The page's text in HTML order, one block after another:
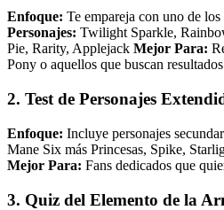
Enfoque: Te empareja con uno de
Personajes: Twilight Sparkle,
Pie, Rarity, Applejack Mejor Para:
Pony o aquellos que buscan
2. Test de Personajes
Enfoque: Incluye personajes
Mane Six más Princesas, Spike,
Mejor Para: Fans dedicados que
3. Quiz del Elemento de la